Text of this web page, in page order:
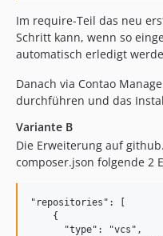
1.0.9
1.0.8
1.0.6
1.0.5
1.0.4
1.0.3
1.0.2
Im require-Teil das neu
Schritt kann, wenn so
automatisch erledigt
Danach via Contao
durchführen und das
Variante B
Die Erweiterung auf
composer.json folgende 2
"repositories": [
    {
      "type": "vcs",